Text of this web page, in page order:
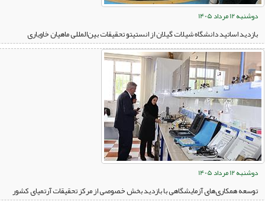
دوشنبه 12 مرداد 1405
بازدید اساتید دانشگاه شیلات گیلان از انستیتو تحقیقات بین‌المللی ماهیان خاویاری
دوشنبه 12 مرداد 1405
توسعه همکاری‌های آزمایشگاهی با بازدید بخش خصوصی از مرکز تحقیقات آرتمیای کشور